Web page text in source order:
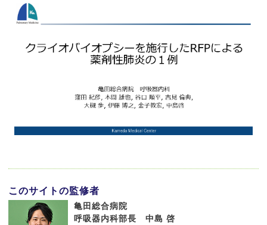
このサイトの監修者
亀田総合病院
呼吸器内科部長 中島 啓